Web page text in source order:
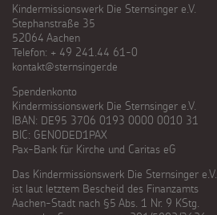
Kindermissionswerk Die Sternsinger e.V.
Stephanstraße 35
52064 Aachen
Telefon: + 49 241.44 61-0
kontakt@sternsinger.de
Spendenkonto
Kindermissionswerk Die Sternsinger e.V.
IBAN: DE95 3706 0193 0000 0010 31
BIC: GENODED1PAX
Pax-Bank für Kirche und Caritas eG
Das Kindermissionswerk Die Sternsinger e.V.
ist laut letztem Bescheid des Finanzamts
Aachen-Stadt nach §5 Abs. 1 Nr. 9 KStg.